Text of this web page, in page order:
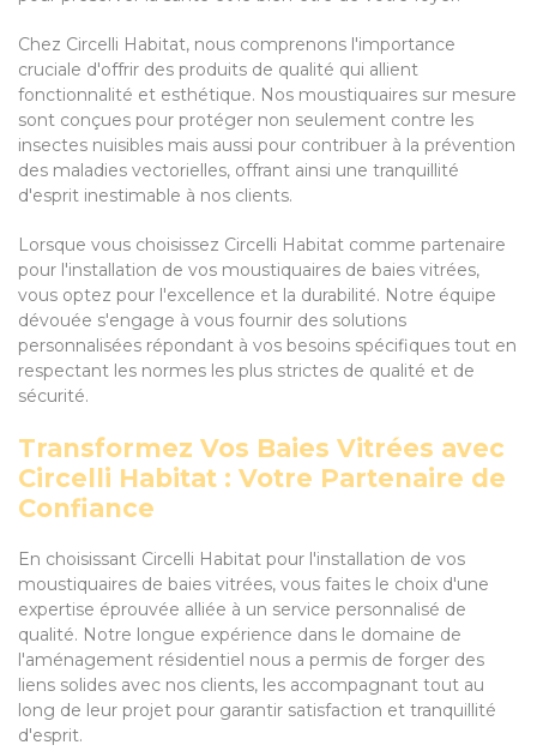
Chez Circelli Habitat, nous comprenons l'importance
cruciale d'offrir des produits de qualité qui allient
fonctionnalité et esthétique. Nos moustiquaires sur mesure
sont conçues pour protéger non seulement contre les
insectes nuisibles mais aussi pour contribuer à la prévention
des maladies vectorielles, offrant ainsi une tranquillité
d'esprit inestimable à nos clients.
Lorsque vous choisissez Circelli Habitat comme partenaire
pour l'installation de vos moustiquaires de baies vitrées,
vous optez pour l'excellence et la durabilité. Notre équipe
dévouée s'engage à vous fournir des solutions
personnalisées répondant à vos besoins spécifiques tout en
respectant les normes les plus strictes de qualité et de
sécurité.
Transformez Vos Baies Vitrées avec
Circelli Habitat : Votre Partenaire de
Confiance
En choisissant Circelli Habitat pour l'installation de vos
moustiquaires de baies vitrées, vous faites le choix d'une
expertise éprouvée alliée à un service personnalisé de
qualité. Notre longue expérience dans le domaine de
l'aménagement résidentiel nous a permis de forger des
liens solides avec nos clients, les accompagnant tout au
long de leur projet pour garantir satisfaction et tranquillité
d'esprit.